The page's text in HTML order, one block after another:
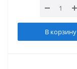
В корзину